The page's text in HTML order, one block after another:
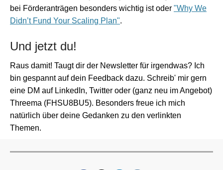
bei Förderanträgen besonders wichtig ist oder "Why We
Didn’t Fund Your Scaling Plan".
Und jetzt du!
Raus damit! Taugt dir der Newsletter für irgendwas? Ich
bin gespannt auf dein Feedback dazu. Schreib' mir gern
eine DM auf LinkedIn, Twitter oder (ganz neu im Angebot)
Threema (FHSU8BU5). Besonders freue ich mich
natürlich über deine Gedanken zu den verlinkten
Themen.